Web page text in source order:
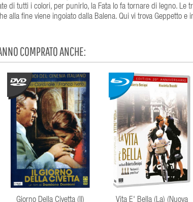
di tutti i colori, per punirlo, la Fata lo fa tornare di legno. Le
alla fine viene ingoiato dalla Balena. Qui vi trova Geppetto e
COMPRATO ANCHE:
Giorno Della Civetta (Il)
Vita E' Bella (La) (Nuova